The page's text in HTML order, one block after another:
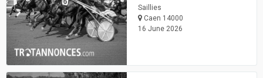
Saillies
Caen 14000
16 June 2026